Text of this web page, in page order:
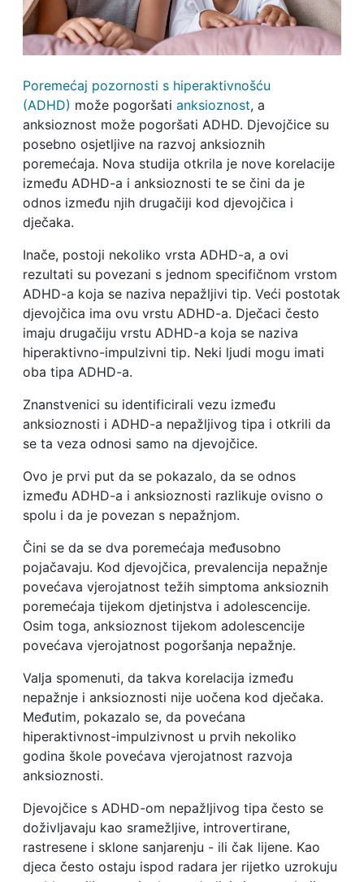
Poremećaj pozornosti s hiperaktivnošću
(ADHD) može pogoršati anksioznost, a
anksioznost može pogoršati ADHD. Djevojčice su
posebno osjetljive na razvoj anksioznih
poremećaja. Nova studija otkrila je nove korelacije
između ADHD-a i anksioznosti te se čini da je
odnos između njih drugačiji kod djevojčica i
dječaka.
Inače, postoji nekoliko vrsta ADHD-a, a ovi
rezultati su povezani s jednom specifičnom vrstom
ADHD-a koja se naziva nepažljivi tip. Veći postotak
djevojčica ima ovu vrstu ADHD-a. Dječaci često
imaju drugačiju vrstu ADHD-a koja se naziva
hiperaktivno-impulzivni tip. Neki ljudi mogu imati
oba tipa ADHD-a.
Znanstvenici su identificirali vezu između
anksioznosti i ADHD-a nepažljivog tipa i otkrili da
se ta veza odnosi samo na djevojčice.
Ovo je prvi put da se pokazalo, da se odnos
između ADHD-a i anksioznosti razlikuje ovisno o
spolu i da je povezan s nepažnjom.
Čini se da se dva poremećaja međusobno
pojačavaju. Kod djevojčica, prevalencija nepažnje
povećava vjerojatnost težih simptoma anksioznih
poremećaja tijekom djetinjstva i adolescencije.
Osim toga, anksioznost tijekom adolescencije
povećava vjerojatnost pogoršanja nepažnje.
Valja spomenuti, da takva korelacija između
nepažnje i anksioznosti nije uočena kod dječaka.
Međutim, pokazalo se, da povećana
hiperaktivnost-impulzivnost u prvih nekoliko
godina škole povećava vjerojatnost razvoja
anksioznosti.
Djevojčice s ADHD-om nepažljivog tipa često se
doživljavaju kao sramežljive, introvertirane,
rastresene i sklone sanjarenju - ili čak lijene. Kao
djeca često ostaju ispod radara jer rijetko uzrokuju